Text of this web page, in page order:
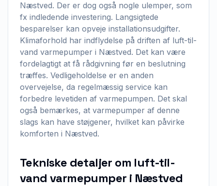
Næstved. Der er dog også nogle ulemper, som
fx indledende investering. Langsigtede
besparelser kan opveje installationsudgifter.
Klimaforhold har indflydelse på driften af luft-til-
vand varmepumper i Næstved. Det kan være
fordelagtigt at få rådgivning før en beslutning
træffes. Vedligeholdelse er en anden
overvejelse, da regelmæssig service kan
forbedre levetiden af varmepumpen. Det skal
også bemærkes, at varmepumper af denne
slags kan have støjgener, hvilket kan påvirke
komforten i Næstved.
Tekniske detaljer om luft-til-
vand varmepumper i Næstved